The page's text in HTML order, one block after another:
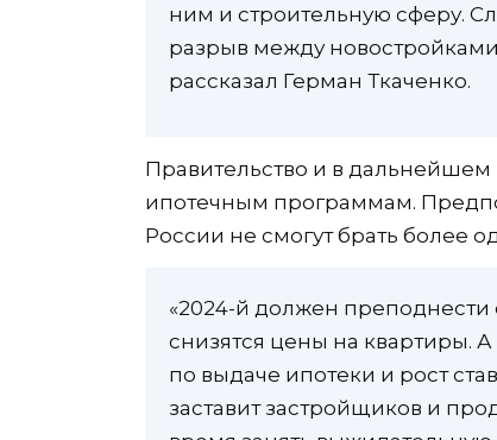
ним и строительную сферу.
разрыв между
рассказал Герман Ткаченко.
Правительство и в дальнейшем
ипотечным программам.
России не смогут брать более
«2024-й должен
снизятся цены на квартиры.
по выдаче ипотеки и рост
заставит застройщиков и